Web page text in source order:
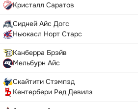
Кристалл Саратов
Сидней Айс Догс
Ньюкасл Норт Старс
Канберра Брэйв
Мельбурн Айс
Скайтити Стэмпэд
Кентербери Ред Девилз